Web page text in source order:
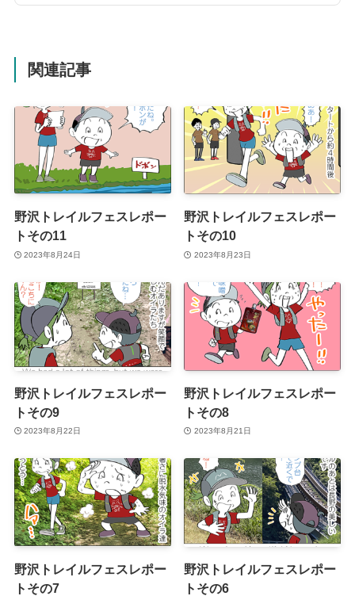
関連記事
野沢トレイルフェスレポー
トその11
2023年8月24日
野沢トレイルフェスレポー
トその10
2023年8月23日
野沢トレイルフェスレポー
トその9
2023年8月22日
野沢トレイルフェスレポー
トその8
2023年8月21日
野沢トレイルフェスレポー
トその7
野沢トレイルフェスレポー
トその6